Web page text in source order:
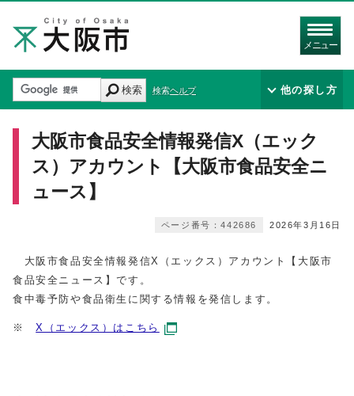
メニュー
検索 検索ヘルプ 他の探し方
大阪市食品安全情報発信X（エック
ス）アカウント【大阪市食品安全ニ
ュース】
2026年3月16日
ページ番号：442686
大阪市食品安全情報発信X（エックス）アカウント【大阪市
食品安全ニュース】です。
食中毒予防や食品衛生に関する情報を発信します。
※X（エックス）はこちら